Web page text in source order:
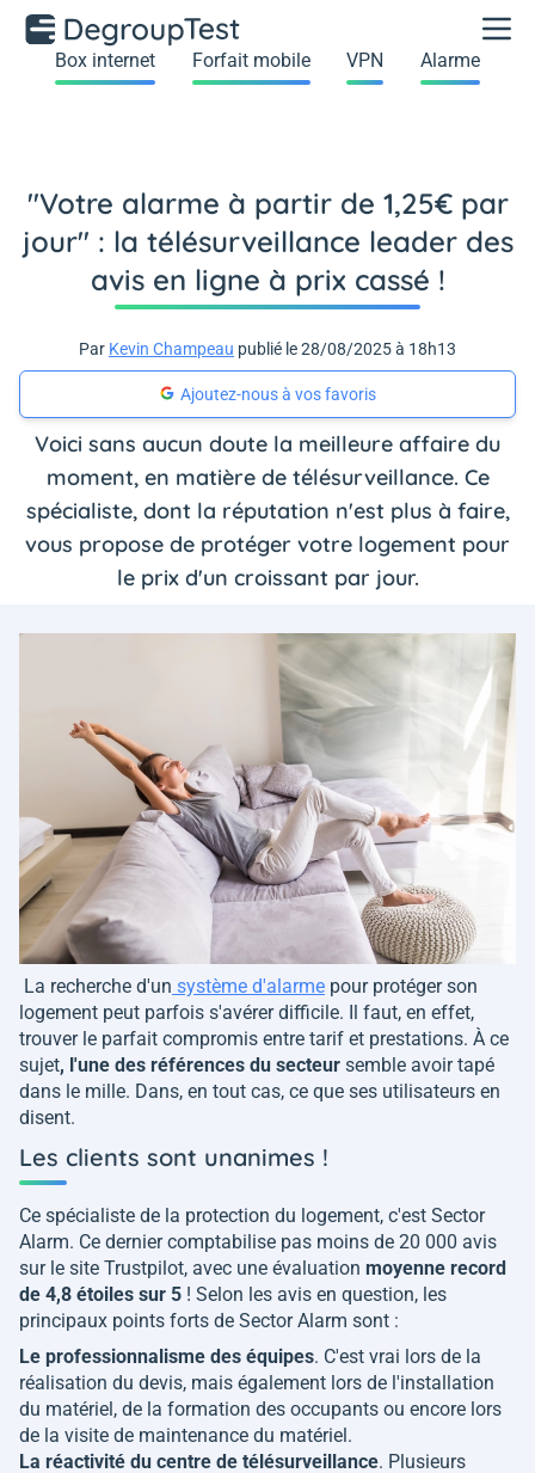
Box internet Forfait mobile VPN Alarme
"Votre alarme à partir de 1,25€ par
jour" : la télésurveillance leader des
avis en ligne à prix cassé !
Par Kevin Champeau publié le 28/08/2025 à 18h13
Ajoutez-nous à vos favoris
Voici sans aucun doute la meilleure affaire du
moment, en matière de télésurveillance. Ce
spécialiste, dont la réputation n'est plus à faire,
vous propose de protéger votre logement pour
le prix d'un croissant par jour.
La recherche d'un système d'alarme pour protéger son
logement peut parfois s'avérer difficile. Il faut, en effet,
trouver le parfait compromis entre tarif et prestations. À ce
sujet, l'une des références du secteur semble avoir tapé
dans le mille. Dans, en tout cas, ce que ses utilisateurs en
disent.
Les clients sont unanimes !
Ce spécialiste de la protection du logement, c'est Sector
Alarm. Ce dernier comptabilise pas moins de 20 000 avis
sur le site Trustpilot, avec une évaluation moyenne record
de 4,8 étoiles sur 5 ! Selon les avis en question, les
principaux points forts de Sector Alarm sont :
Le professionnalisme des équipes. C'est vrai lors de la
réalisation du devis, mais également lors de l'installation
du matériel, de la formation des occupants ou encore lors
de la visite de maintenance du matériel.
La réactivité du centre de télésurveillance. Plusieurs